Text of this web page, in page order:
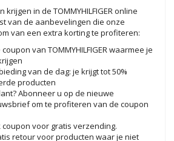
in de TOMMYHILFIGER online
van de aanbevelingen die onze
van een extra korting te profiteren:
van TOMMYHILFIGER waarmee je
van de dag: je krijgt tot 50%
producten
Abonneer u op de nieuwe
om te profiteren van de coupon
coupon voor gratis verzending.
retour voor producten waar je niet